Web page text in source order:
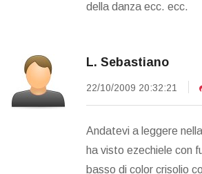
della danza ecc. ecc.
L. Sebastiano
22/10/2009 20:32:21
Andatevi a leggere
ha visto ezechiele con
basso di color crisolio